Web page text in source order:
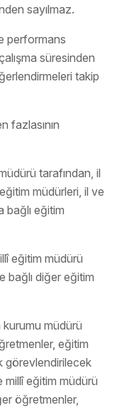
sayılmaz.
performans
süresinden
takip
fazlasının
tarafından, il
müdürleri, il ve
bağlı eğitim
eğitim müdürü
bağlı diğer eğitim
müdürü
eğitim
görevlendirilecek
millî eğitim müdürü
öğretmenler,